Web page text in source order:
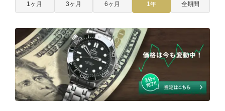
1ヶ月 3ヶ月 6ヶ月 1年 全期間